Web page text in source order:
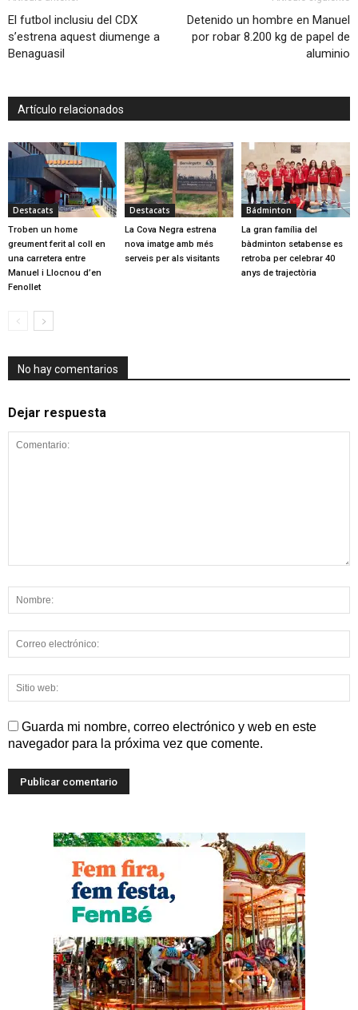
El futbol inclusiu del CDX
s’estrena aquest diumenge a
Benaguasil
Detenido un hombre en Manuel
por robar 8.200 kg de papel de
aluminio
Artículo relacionados
Destacats
Troben un home
greument ferit al coll en
una carretera entre
Manuel i Llocnou d’en
Fenollet
Destacats
La Cova Negra estrena
nova imatge amb més
serveis per als visitants
Bádminton
La gran família del
bàdminton setabense es
retroba per celebrar 40
anys de trajectòria
No hay comentarios
Dejar respuesta
Guarda mi nombre, correo electrónico y web en este
navegador para la próxima vez que comente.